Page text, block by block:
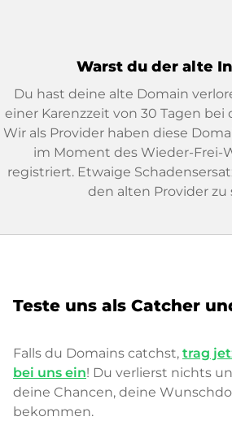
Warst du der alte
Du hast deine alte Domain
einer Karenzzeit von 30 Tagen bei
Wir als Provider haben diese
im Moment des Wieder-Frei-
registriert. Etwaige
den alten Provider zu
Teste uns als Catcher
Falls du Domains catchst, trag
bei uns ein! Du verlierst nichts
deine Chancen, deine
bekommen.